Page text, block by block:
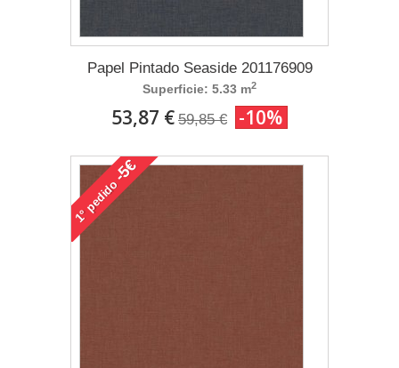
Papel Pintado Seaside 201176909
Superficie: 5.33 m2
53,87 € 59,85 € -10%
1°
pedido
-5€